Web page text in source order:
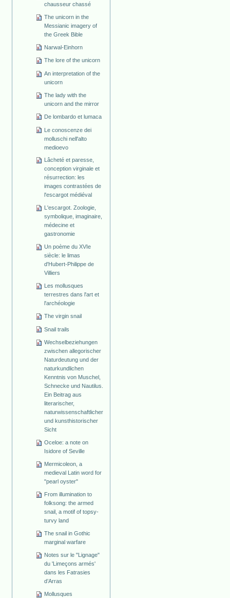
chausseur chassé
The unicorn in the
Messianic imagery of
the Greek Bible
Narwal-Einhorn
The lore of the unicorn
An interpretation of the
unicorn
The lady with the
unicorn and the mirror
De lombardo et lumaca
Le conoscenze dei
molluschi nell'alto
medioevo
Lâcheté et paresse,
conception virginale et
résurrection: les
images contrastées de
l'escargot médiéval
L'escargot. Zoologie,
symbolique, imaginaire,
médecine et
gastronomie
Un poème du XVIe
siècle: le limas
d'Hubert-Philippe de
Villiers
Les mollusques
terrestres dans l'art et
l'archéologie
The virgin snail
Snail trails
Wechselbeziehungen
zwischen allegorischer
Naturdeutung und der
naturkundlichen
Kenntnis von Muschel,
Schnecke und Nautilus.
Ein Beitrag aus
literarischer,
naturwissenschaftlicher
und kunsthistorischer
Sicht
Oceloe: a note on
Isidore of Seville
Mermicoleon, a
medieval Latin word for
"pearl oyster"
From illumination to
folksong: the armed
snail, a motif of topsy-
turvy land
The snail in Gothic
marginal warfare
Notes sur le "Lignage"
du 'Limeçons armés'
dans les Fatrasies
d’Arras
Mollusques